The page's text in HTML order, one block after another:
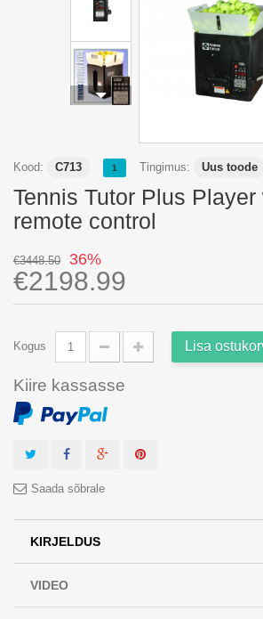
Kood: C713 1 Tingimus: Uus toode
Tennis Tutor Plus Player
remote control
€3448.50 36%
€2198.99
Kogus Lisa
Kiire kassasse
Saada sõbrale
KIRJELDUS
VIDEO